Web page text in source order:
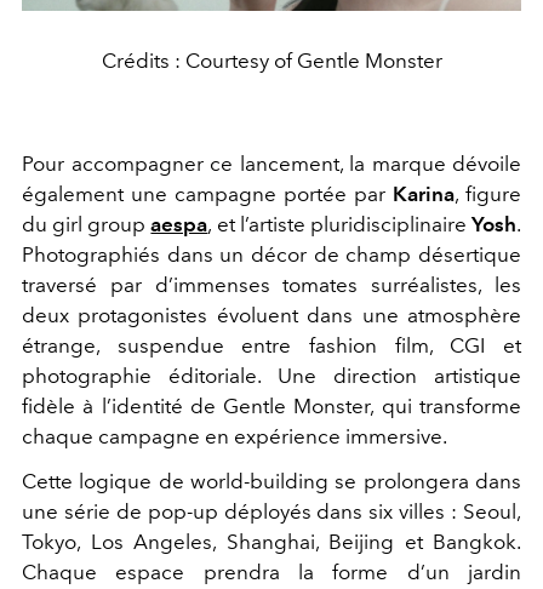
Crédits : Courtesy of Gentle Monster
Pour accompagner ce lancement, la marque dévoile
également une campagne portée par Karina, figure
du girl groupaespa, et l’artiste pluridisciplinaireYosh.
Photographiés dans un décor de champ désertique
traversé par d’immenses tomates surréalistes, les
deux protagonistes évoluent dans une atmosphère
étrange, suspendue entre fashion film, CGI et
photographie éditoriale. Une direction artistique
fidèle à l’identité de Gentle Monster, qui transforme
chaque campagne en expérience immersive.
Cette logique de world-building se prolongera dans
une série de pop-up déployés dans six villes : Seoul ,
Tokyo, Los Angeles, Shanghai, Beijing et Bangkok.
Chaque espace prendra la forme d’un jardin